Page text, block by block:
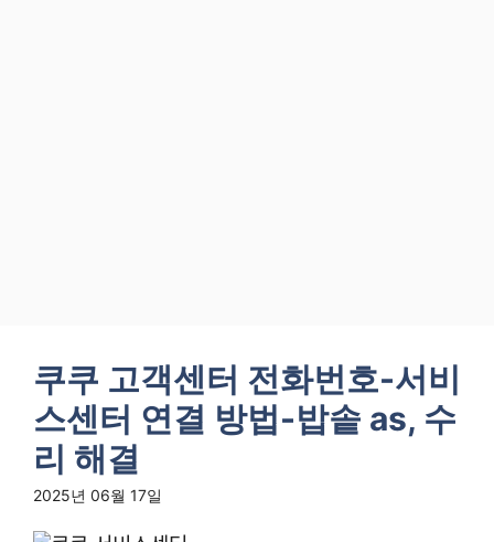
쿠쿠 고객센터 전화번호-서비
스센터 연결 방법-밥솥 as, 수
리 해결
2025년 06월 17일